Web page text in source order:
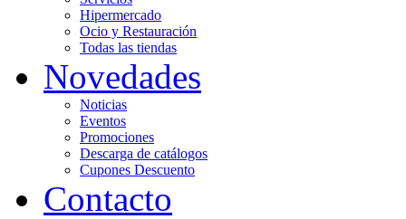
Hipermercado
Ocio y Restauración
Todas las tiendas
Novedades
Noticias
Eventos
Promociones
Descarga de catálogos
Cupones Descuento
Contacto